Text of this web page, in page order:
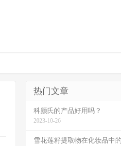
热门文章
科颜氏的产品好用吗？
2023-10-26
雪花莲籽提取物在化妆品中